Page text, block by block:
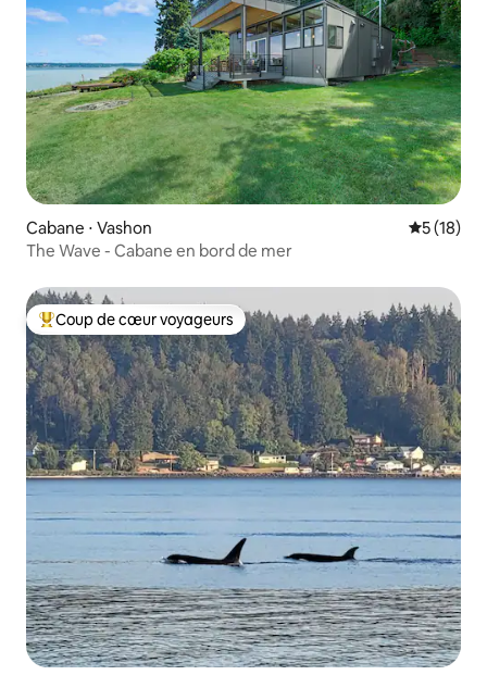
Cabane ⋅ Vashon
5 (18)
The Wave - Cabane en bord de mer
Coups de cœur voyageurs les plus appréciés
Coup de cœur voyageurs